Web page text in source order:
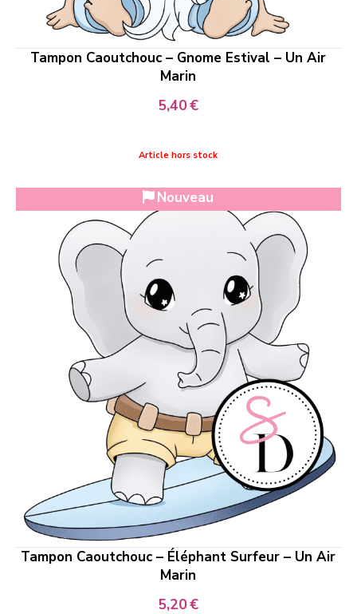
Tampon Caoutchouc – Gnome Estival – Un Air
Marin
5,40€
Article hors stock
Nouveau
Tampon Caoutchouc – Éléphant Surfeur – Un Air
Marin
5,20€